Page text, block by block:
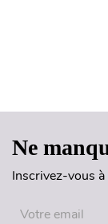
Ne
Inscrivez-vous